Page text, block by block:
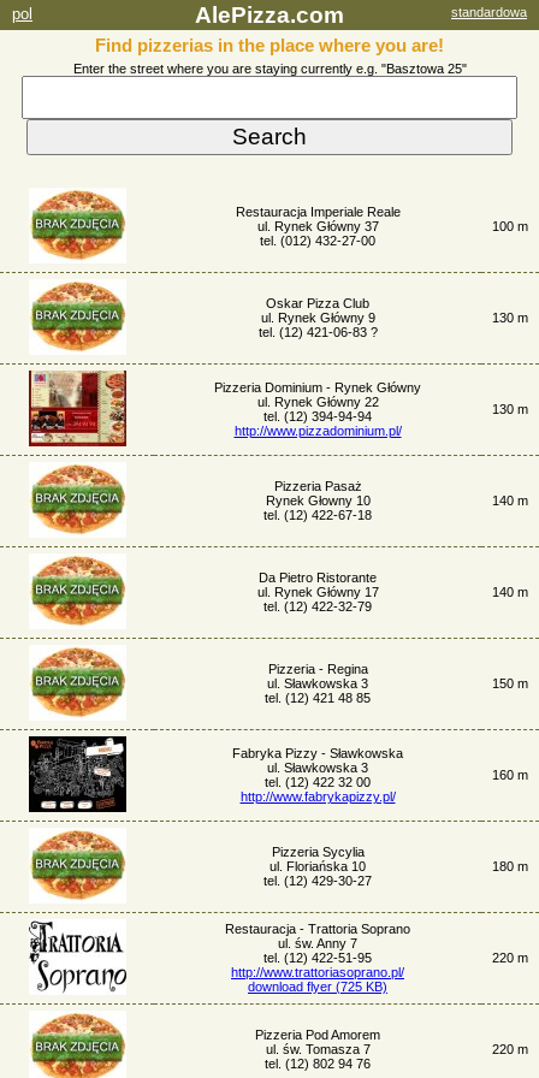
pol AlePizza.com standardowa
Find pizzerias in the place where you are!
Enter the street where you are staying currently e.g. "Basztowa 25"
Restauracja Imperiale Reale
ul. Rynek Główny 37
tel. (012) 432-27-00
100 m
Oskar Pizza Club
ul. Rynek Główny 9
tel. (12) 421-06-83 ?
130 m
Pizzeria Dominium - Rynek Główny
ul. Rynek Główny 22
tel. (12) 394-94-94
http://www.pizzadominium.pl/
130 m
Pizzeria Pasaż
Rynek Głowny 10
tel. (12) 422-67-18
140 m
Da Pietro Ristorante
ul. Rynek Główny 17
tel. (12) 422-32-79
140 m
Pizzeria - Regina
ul. Sławkowska 3
tel. (12) 421 48 85
150 m
Fabryka Pizzy - Sławkowska
ul. Sławkowska 3
tel. (12) 422 32 00
http://www.fabrykapizzy.pl/
160 m
Pizzeria Sycylia
ul. Floriańska 10
tel. (12) 429-30-27
180 m
Restauracja - Trattoria Soprano
ul. św. Anny 7
tel. (12) 422-51-95
http://www.trattoriasoprano.pl/
download flyer (725 KB)
220 m
Pizzeria Pod Amorem
ul. św. Tomasza 7
tel. (12) 802 94 76
220 m